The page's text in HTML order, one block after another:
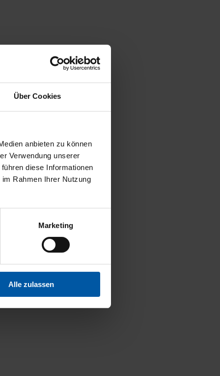
Über Cookies
anbieten zu können
Verwendung unserer
diese Informationen
Rahmen Ihrer Nutzung
Marketing
Alle zulassen